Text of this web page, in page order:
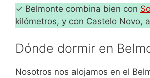
✓ Belmonte combina bien con
kilómetros, y con Castelo Novo,
Dónde dormir en
Nosotros nos alojamos en el